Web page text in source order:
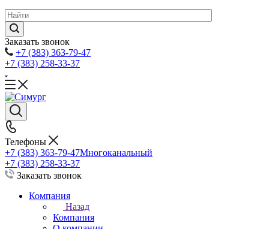
Заказать звонок
+7 (383) 363-79-47
+7 (383) 258-33-37
Телефоны
+7 (383) 363-79-47Многоканальный
+7 (383) 258-33-37
Заказать звонок
Компания
Назад
Компания